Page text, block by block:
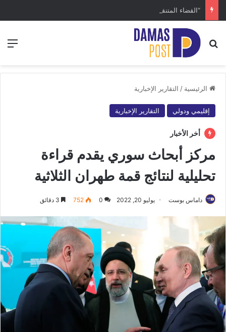
بحث عن
الرئيسية / التقارير الإخبارية
إقليمي ودولي التقارير الإخبارية
أخر الأخبار
مركز أبحاث سوري يقدم قراءة
تحليلية لنتائج قمة طهران الثلاثية
داماس بوست يوليو 20, 2022 0
752